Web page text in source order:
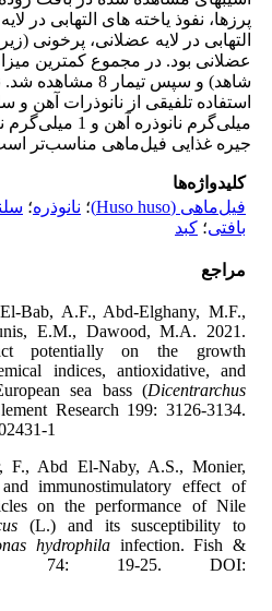
پرزها، نفوذ یاخته های التهابی در
التهابی در لایه عضلانی، پرخونی
شاهد) و سپس تیمار
میلی‌گرم
جیره غذایی فیل‌ماهی مناسب‌تر
کلیدواژه‌ها
فیل‌ماهی (Huso huso)
؛ نانوذره؛
بافتی؛ کبد
مراجع
Bab, A.F., Abd-Elghany, M.F.,
E.M., Dawood, M.A. 2021.
potentially on the growth
indices, antioxidative, and
sea bass (Dicentrarchus
Research 199: 3126-3134.
1
F., Abd El-Naby, A.S., Monier,
immunostimulatory effect of
on the performance of Nile
(L.) and its susceptibility to
hydrophilainfection. Fish &
74: 19-25. DOI: